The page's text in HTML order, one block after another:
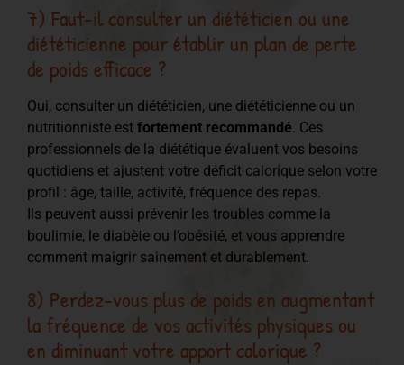
7) Faut-il consulter un diététicien ou une
diététicienne pour établir un plan de perte
de poids efficace ?
Oui, consulter un diététicien, une diététicienne ou un
nutritionniste est fortement recommandé. Ces
professionnels de la diététique évaluent vos besoins
quotidiens et ajustent votre déficit calorique selon votre
profil : âge, taille, activité, fréquence des repas.
Ils peuvent aussi prévenir les troubles comme la
boulimie, le diabète ou l’obésité, et vous apprendre
comment maigrir sainement et durablement.
8) Perdez-vous plus de poids en augmentant
la fréquence de vos activités physiques ou
en diminuant votre apport calorique ?